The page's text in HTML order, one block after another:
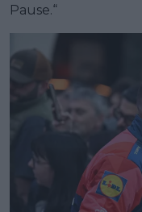
Pause.“